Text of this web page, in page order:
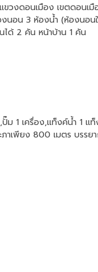
วงดอนเมือง เขตดอนเ
นอน 3 ห้องน้ำ (ห้องนอน
ได้ 2 คัน หน้าบ้าน 1 คัน
ม 1 เครื่อง,แท็งค์น้ำ 1 แ
เพียง 800 เมตร บรรยา